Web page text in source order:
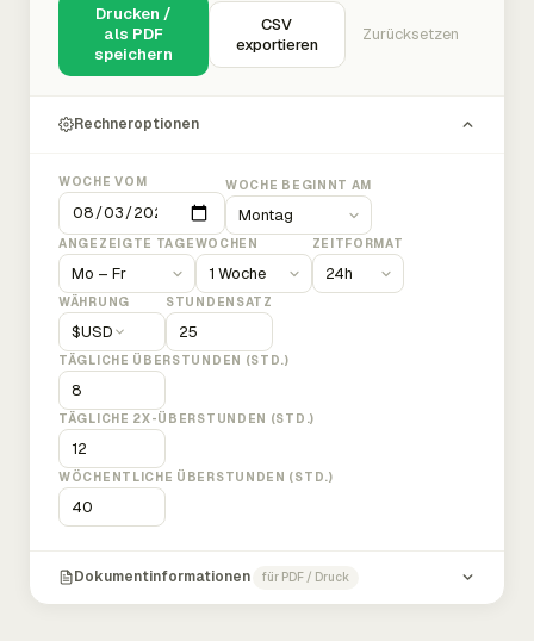
Drucken /
als PDF
speichern
CSV
exportieren
Zurücksetzen
Rechneroptionen
WOCHE VOM WOCHE BEGINNT AM
ANGEZEIGTE TAGEWOCHEN ZEITFORMAT
WÄHRUNG
$USD
STUNDENSATZ
TÄGLICHE ÜBERSTUNDEN (STD.)
TÄGLICHE 2X-ÜBERSTUNDEN (STD.)
WÖCHENTLICHE ÜBERSTUNDEN (STD.)
Dokumentinformationen für PDF / Druck